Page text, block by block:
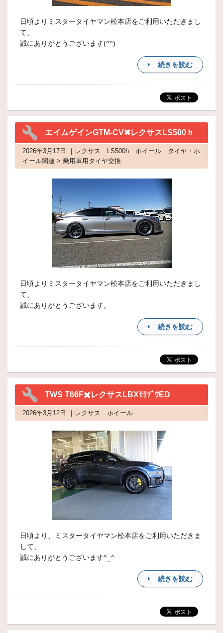
日頃よりミスタータイヤマン松本店をご利用いただきまし
て、
誠にありがとうございます(^^)
続きを読む
エイムゲインGTM-CV✖レクサスLS500ｈ
2026年3月17日 ｜レクサス LS500h ホイール タイヤ・ホ
イール関連 > 乗用車用タイヤ交換
日頃よりミスタータイヤマン松本店をご利用いただきまし
て、
誠にありがとうございます。
続きを読む
TWS T66F✖️レクサスLBXﾓﾘｿﾞｳED
2026年3月12日 ｜レクサス ホイール
日頃より、ミスタータイヤマン松本店をご利用いただきま
して、
誠にありがとうございます^_^
続きを読む